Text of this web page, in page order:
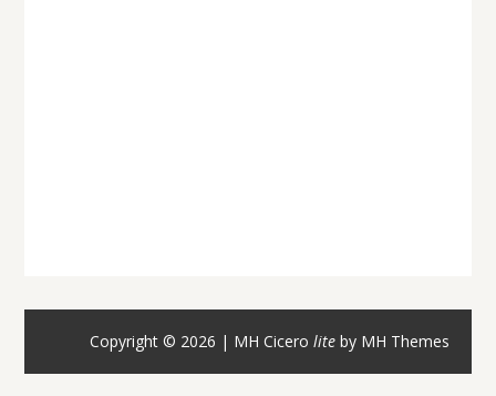
Copyright © 2026 | MH Cicero liteby MH Themes